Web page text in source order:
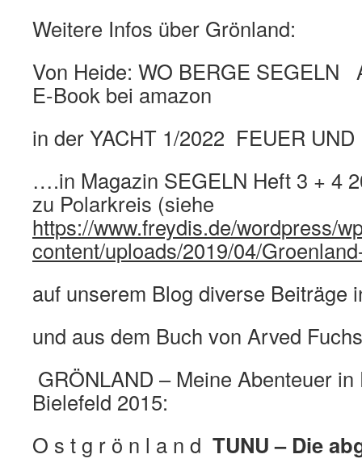
Weitere Infos über Grönland:
Von Heide: WO BERGE SEGELN
E-Book bei amazon
in der YACHT 1/2022 FEUER UND
….in Magazin SEGELN Heft 3 + 4
zu Polarkreis (siehe
https://www.freydis.de/wordpress/
content/uploads/2019/04/
auf unserem Blog diverse Beiträge
und aus dem Buch von Arved Fuchs
GRÖNLAND – Meine Abenteuer
Bielefeld 2015:
O s t g r ö n l a n d TUNU – Die